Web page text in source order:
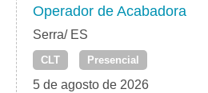
Operador de Acabadora
Serra/ ES
CLT Presencial
5 de agosto de 2026